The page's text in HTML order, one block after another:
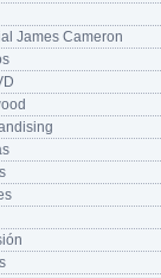
James Cameron